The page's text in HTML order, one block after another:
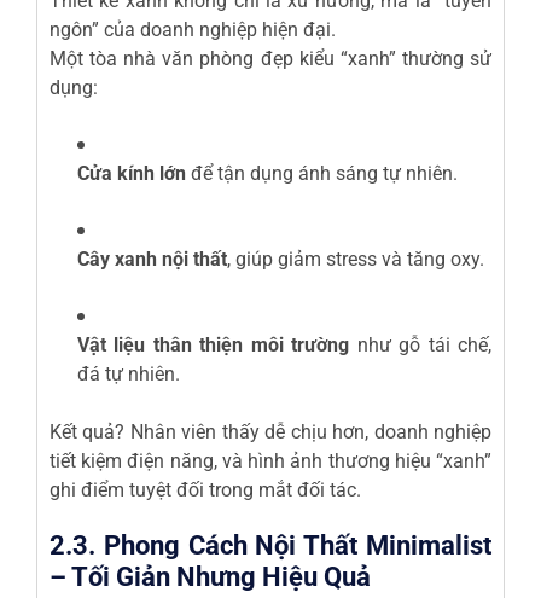
ngôn” của doanh nghiệp hiện đại.
Một tòa nhà văn phòng đẹp kiểu “xanh” thường sử
dụng:
Cửa kính lớn để tận dụng ánh sáng tự nhiên.
Cây xanh nội thất, giúp giảm stress và tăng oxy.
Vật liệu thân thiện môi trường như gỗ tái chế,
đá tự nhiên.
Kết quả? Nhân viên thấy dễ chịu hơn, doanh nghiệp
tiết kiệm điện năng, và hình ảnh thương hiệu “xanh”
ghi điểm tuyệt đối trong mắt đối tác.
2.3. Phong Cách Nội Thất Minimalist
– Tối Giản Nhưng Hiệu Quả